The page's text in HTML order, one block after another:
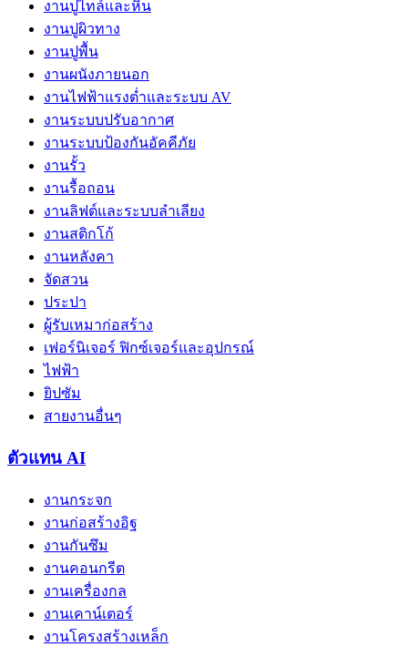
งานปูไทล์และหิน
งานปูผิวทาง
งานปูพื้น
งานผนังภายนอก
งานไฟฟ้าแรงต่ำและระบบ AV
งานระบบปรับอากาศ
งานระบบป้องกันอัคคีภัย
งานรั้ว
งานรื้อถอน
งานลิฟต์และระบบลำเลียง
งานสติกโก้
งานหลังคา
จัดสวน
ประปา
ผู้รับเหมาก่อสร้าง
เฟอร์นิเจอร์ ฟิกซ์เจอร์และอุปกรณ์
ไฟฟ้า
ยิปซัม
สายงานอื่นๆ
ตัวแทน AI
งานกระจก
งานก่อสร้างอิฐ
งานกันซึม
งานคอนกรีต
งานเครื่องกล
งานเคาน์เตอร์
งานโครงสร้างเหล็ก